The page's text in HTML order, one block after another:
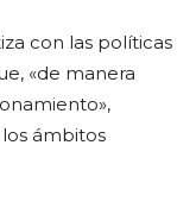
con las políticas
«de manera
ámbitos